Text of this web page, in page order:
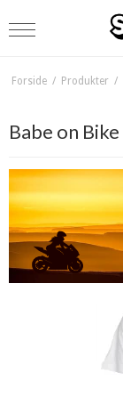
Forside / Produkter /
Babe on Bike